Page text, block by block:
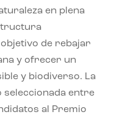
en plena
de rebajar
y ofrecer un
y biodiverso. La
seleccionada entre
al Premio